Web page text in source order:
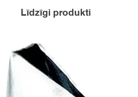
Līdzīgi produkti